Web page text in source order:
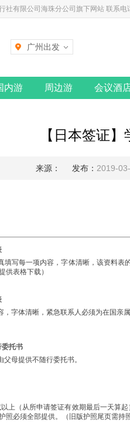
社有限公司海珠分公司旗下网站 联系
广州出发
内游 周边游 会议酒
【日本签证
来源： 发布： 2019-
填写每一项内容，字体清晰，该资料表
供表格下载）
，字体清晰，紧急联系人必须为在国亲
委托书
母提供不随行委托书。
上（从所申请签证有效期最后一天算
照必须全部提供。（旧版护照尾页需持